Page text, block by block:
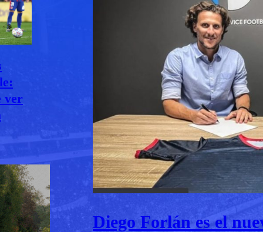
ver
Diego Forlán es el